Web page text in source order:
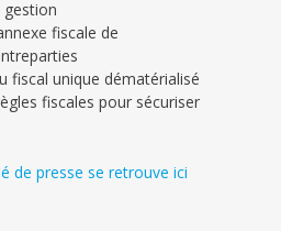
gestion
fiscale de
fiscal unique dématérialisé
fiscales pour sécuriser
de presse se retrouve ici